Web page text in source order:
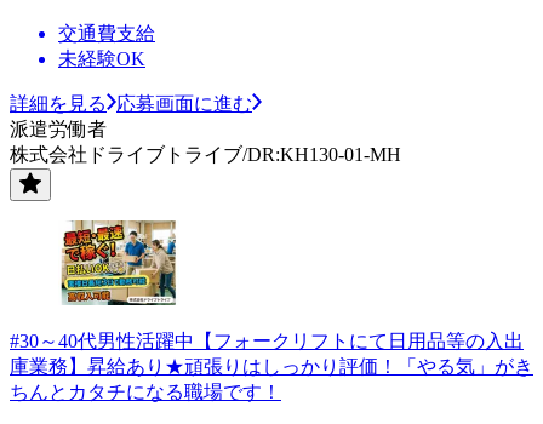
交通費支給
未経験OK
詳細を見る
応募画面に進む
派遣労働者
株式会社ドライブトライブ/DR:KH130-01-MH
#30～40代男性活躍中【フォークリフトにて日用品等の入出
庫業務】昇給あり★頑張りはしっかり評価！「やる気」がき
ちんとカタチになる職場です！